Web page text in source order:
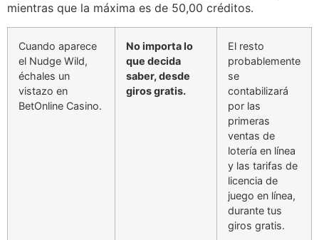
mientras que la máxima es de 50,00 créditos.
Cuando aparece
el Nudge Wild,
échales un
vistazo en
BetOnline Casino.
No importa lo
que decida
saber, desde
giros gratis.
El resto
probablemente
se
contabilizará
por las
primeras
ventas de
lotería en línea
y las tarifas de
licencia de
juego en línea,
durante tus
giros gratis.